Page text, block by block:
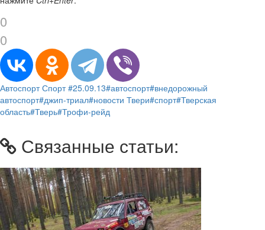
0
0
Автоспорт Спорт #25.09.13#автоспорт#внедорожный
автоспорт#джип-триал#новости Твери#спорт#Тверская
область#Тверь#Трофи-рейд
Связанные статьи: